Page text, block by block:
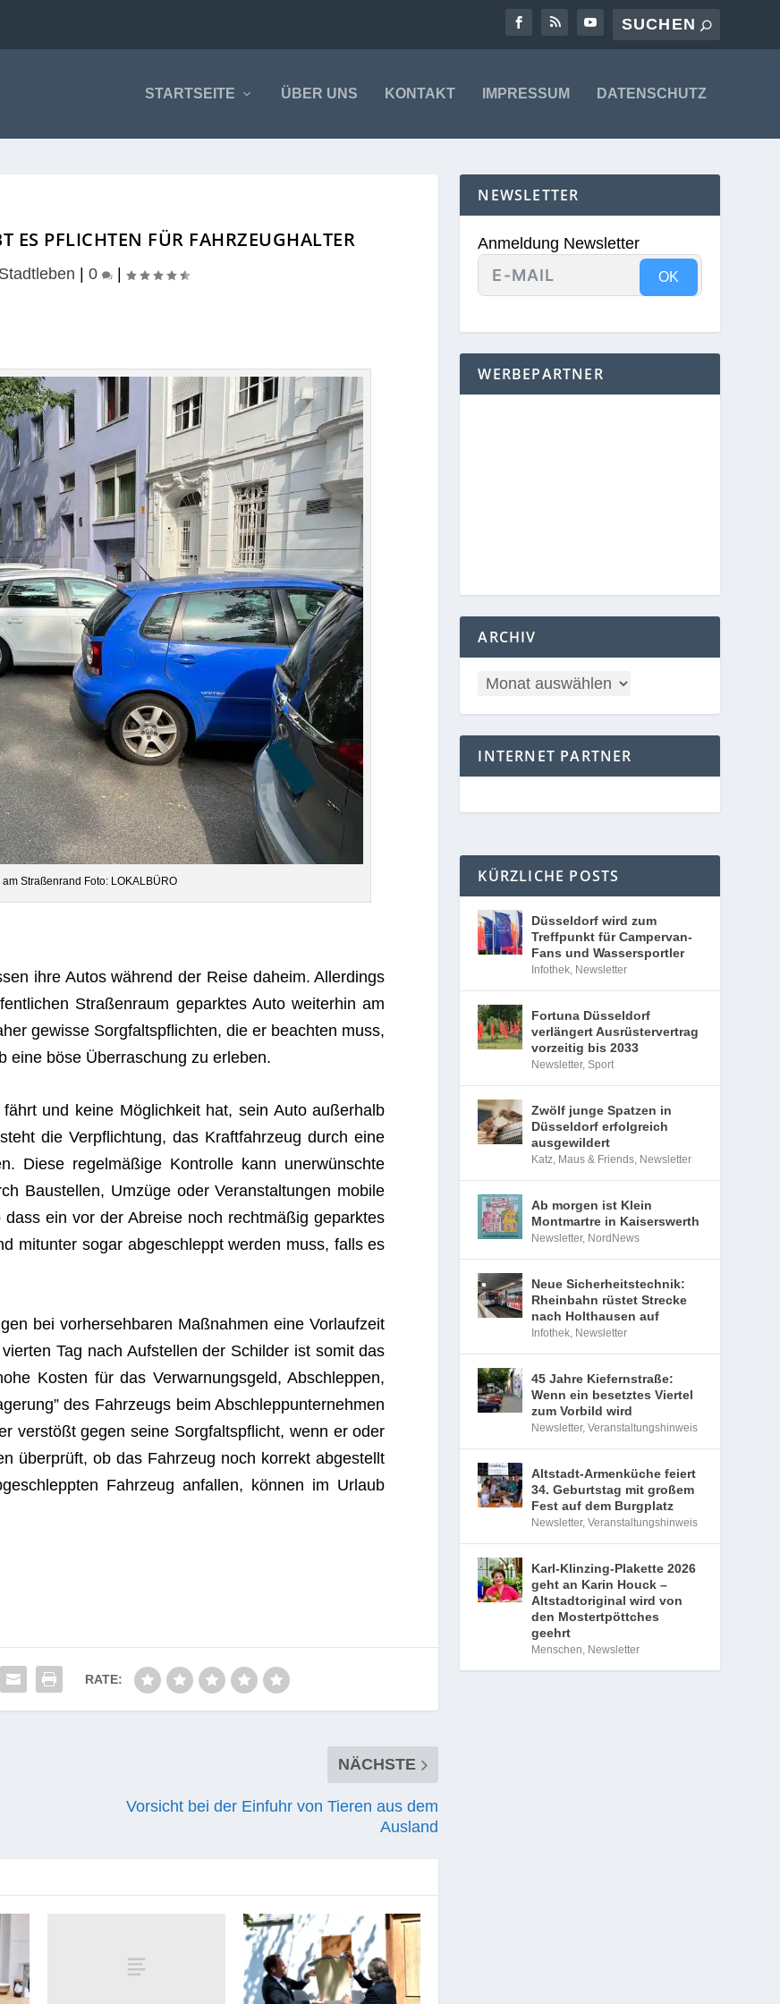
STARTSEITE ÜBER UNS KONTAKT IMPRESSUM DATENSCHUTZ
ES PFLICHTEN FÜR FAHRZEUGHALTER
Stadtleben 0 |
Stra­ßen­rand Foto: LOKALBÜRO
ihre Autos wäh­rend der Reise daheim. Aller­dings
Stra­ßen­raum gepark­tes Auto wei­ter­hin am
gewisse Sorg­falts­pflich­ten, die er beach­ten muss,
eine böse Über­ra­schung zu erleben.
und keine Mög­lich­keit hat, sein Auto außer­halb
die Ver­pflich­tung, das Kraft­fahr­zeug durch eine
Diese regel­mä­ßige Kon­trolle kann uner­wünschte
Bau­stel­len, Umzüge oder Ver­an­stal­tun­gen mobile
ein vor der Abreise noch recht­mä­ßig gepark­tes
mit­un­ter sogar abge­schleppt wer­den muss, falls es
bei vor­her­seh­ba­ren Maß­nah­men eine Vor­lauf­zeit
Tag nach Auf­stel­len der Schil­der ist somit das
Kos­ten für das Ver­war­nungs­geld, Abschlep­pen,
des Fahr­zeugs beim Abschlepp­un­ter­neh­men
ver­stößt gegen seine Sorg­falts­pflicht, wenn er oder
über­prüft, ob das Fahr­zeug noch kor­rekt abge­stellt
Fahr­zeug anfal­len, kön­nen im Urlaub
RATE:
NÄCHSTE
Vorsicht bei der Einfuhr von Tieren aus dem
Ausland
NEWSLETTER
Anmeldung Newsletter
OK
WERBEPARTNER
ARCHIV
INTERNET PARTNER
KÜRZLICHE POSTS
Düsseldorf wird zum
Treffpunkt für Campervan-
Fans und Wassersportler
Infothek, Newsletter
Fortuna Düsseldorf
verlängert Ausrüstervertrag
vorzeitig bis 2033
Newsletter,Sport
Zwölf junge Spatzen in
Düsseldorf erfolgreich
ausgewildert
Katz, Maus & Friends, Newsletter
Ab morgen ist Klein
Montmartre in Kaiserswerth
Newsletter, NordNews
Neue Sicherheitstechnik:
Rheinbahn rüstet Strecke
nach Holthausen auf
Infothek, Newsletter
45 Jahre Kiefernstraße:
Wenn ein besetztes Viertel
zum Vorbild wird
Newsletter,Veranstaltungshinweis
Altstadt-Armenküche feiert
34. Geburtstag mit großem
Fest auf dem Burgplatz
Newsletter,Veranstaltungshinweis
Karl-Klinzing-Plakette 2026
geht an Karin Houck –
Altstadtoriginal wird von
den Mostertpöttches
geehrt
Menschen, Newsletter